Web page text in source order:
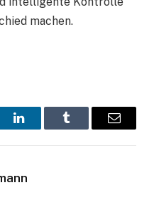
machen.
LinkedInTumblr Email